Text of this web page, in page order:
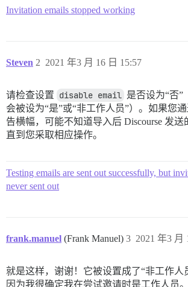
Invitation emails stopped working
Steven 2021 年3 月 16 日 15:57
2
请检查设置 disable email 是否设为“否”
会被设为“是”或“非工作人员”）。如果您
告横幅，可能不知道导入后 Discourse 发送
直到您采取相应操作。
Testing emails are sent out successfully, but
never sent out
frank.manuel (Frank Manuel) 2021 年3 月
3
就是这样，谢谢！它被设置成了“非工作人
因为我很确定我在尝试邀请时是工作人员